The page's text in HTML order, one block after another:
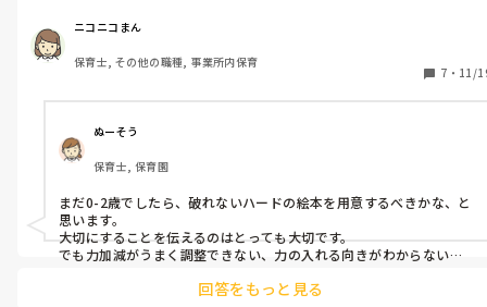
知でしたら教えていただきたいと思います。
また絵本などはどれくらいのペースで新しいのを入れてますか？
ニコニコまん
保育士, その他の職種, 事業所内保育
7 ・ 11/
ぬーそう
保育士, 保育園
まだ0-2歳でしたら、破れないハードの絵本を用意するべきかな、と
思います。
大切にすることを伝えるのはとっても大切です。
でも力加減がうまく調整できない、力の入れる向きがわからない
子供は読もうと思ってめくっているつもりなのに、破れてしまうこ
回答をもっと見る